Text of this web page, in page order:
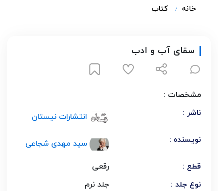
خانه کتاب
سقای آب و ادب
مشخصات :
ناشر :
انتشارات نیستان
نویسنده : سید مهدی شجاعی
قطع :
رقعی
نوع جلد :
جلد نرم